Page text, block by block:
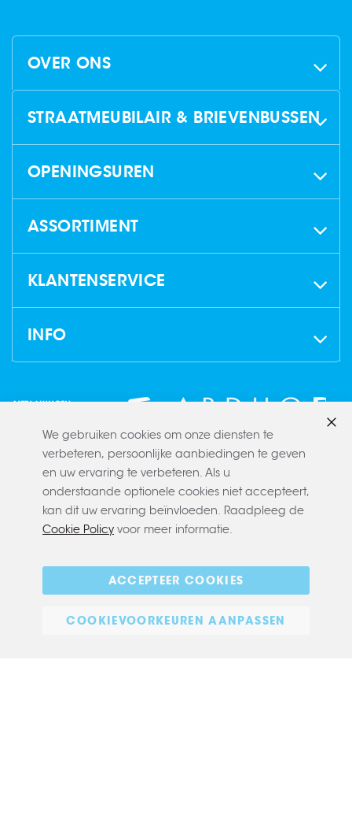
OVER ONS
STRAATMEUBILAIR & BRIEVENBUSSEN
OPENINGSUREN
ASSORTIMENT
KLANTENSERVICE
INFO
Algemene voorwaarden
Privacy policy
E-commerce
We gebruiken cookies om onze diensten te
verbeteren, persoonlijke aanbiedingen te geven
en uw ervaring te verbeteren. Als u
onderstaande optionele cookies niet accepteert,
kan dit uw ervaring beïnvloeden. Raadpleeg de
Cookie Policy voor meer informatie.
ACCEPTEER COOKIES
COOKIEVOORKEUREN AANPASSEN